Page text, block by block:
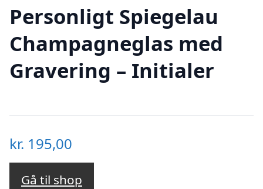
Personligt Spiegelau
Champagneglas med
Gravering – Initialer
kr. 195,00
Gå til shop